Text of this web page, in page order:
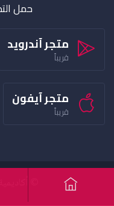
حمل
متجر آندرويد
قريباً
متجر آيفون
قريباً
©